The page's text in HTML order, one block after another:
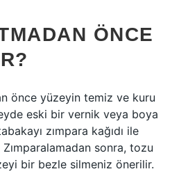
ÖNCE
önce yüzeyin temiz ve kuru
eski bir vernik veya boya
zımpara kağıdı ile
sonra, tozu
bir bezle silmeniz önerilir.